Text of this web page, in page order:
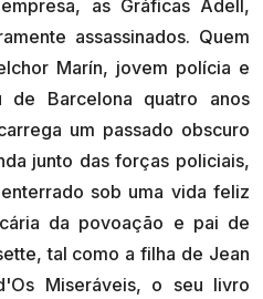
as Gráficas Adell,
assassinados. Quem
Marín, jovem polícia e
Barcelona quatro anos
um passado obscuro
junto das forças policiais,
sob uma vida feliz
da povoação e pai de
tal como a filha de Jean
Miseráveis, o seu livro